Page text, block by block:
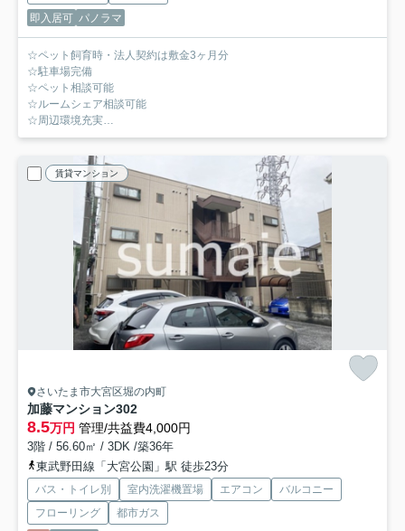
即入居可 パノラマ
☆ペット飼育時・法人契約は敷金3ヶ月分
☆駐車場完備
☆ペット相談可能
☆ルームシェア相談可能
☆周辺環境充実
☆角部屋
賃貸マンション
さいたま市大宮区堀の内町
加藤マンション302
8.5万円 管理/共益費4,000円
3階 / 56.60㎡ / 3DK /築36年
東武野田線「大宮公園」駅 徒歩23分
バス・トイレ別 室内洗濯機置場 エアコン
バルコニー
フローリング
都市ガス